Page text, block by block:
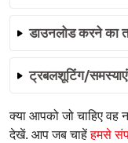
डाउनलोड करने का
ट्रबलशूटिंग/समस्याएं
क्या आपको जो चाहिए वह
देखें. आप जब चाहेंहमसे